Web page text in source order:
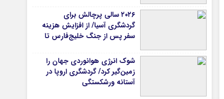
برای استاد ایرج است
۲۰۲۶ سالی پرچالش برای
گردشگری آسیا/ از افزایش هزینه
سفر پس از جنگ خلیج‌فارس تا
شوک انرژی هوانوردی جهان را
زمین‌گیر کرد/ گردشگری اروپا در
آستانه ورشکستگی